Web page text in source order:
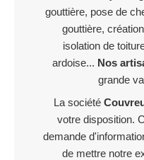
gouttière, pose de
gouttière,
isolation de
ardoise... Nos
grande
La société
votre disposition.
demande
de mettre notre